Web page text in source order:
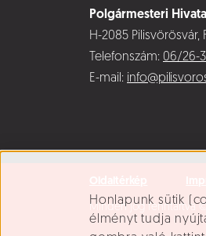
Süti
Honlapunk sütik
élményt tudja
Polgármesteri Hivatal
H-2085 Pilisvörösvár,
Telefonszám: 06/26-
E-mail:
Minden jog fenntartva